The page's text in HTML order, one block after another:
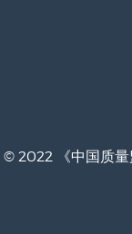
2022 《中国质